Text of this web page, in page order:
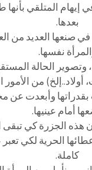
المتلقي بأنها
بعدها.
العديد من
نفسها.
وتصوير الحالة
من الأمور
وأبعدت عن
أمام عينيها.
الجزرة كي تبقى
الحرية لكي
كاملة.